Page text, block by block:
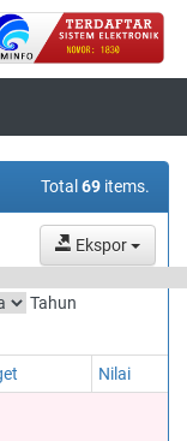
Total 69 items.
Ekspor
Tahun
Nilai